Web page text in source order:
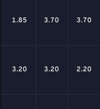
1.85 3.70 3.70
3.20 3.20 2.20